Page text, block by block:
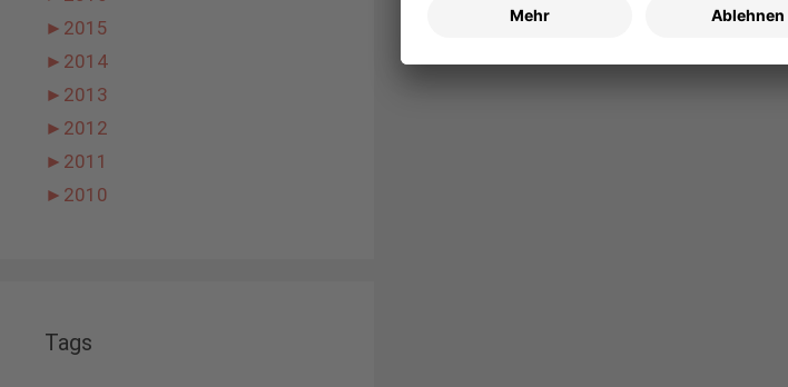
► 2015
► 2014
► 2013
► 2012
► 2011
► 2010
Tags